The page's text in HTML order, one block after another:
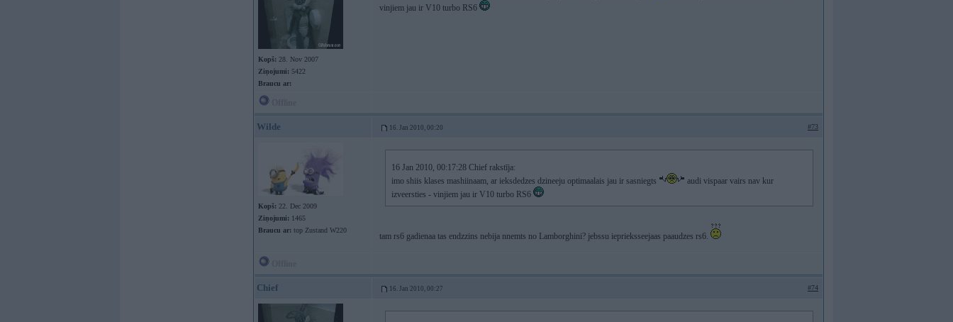
Kopš: 28. Nov 2007
Ziņojumi: 5422
Braucu ar:
vinjiem jau ir V10 turbo RS6
Wilde 16. Jan 2010, 00:20 #73
Kopš: 22. Dec 2009
Ziņojumi: 1465
Braucu ar: top Zustand W220
16 Jan 2010, 00:17:28 Chief rakstīja:
imo shiis klases mashiinaam, ar ieksdedzes dzineeju optimaalais jau ir sasniegts
audi vispaar vairs nav kur
izveersties - vinjiem jau ir V10 turbo RS6
tam rs6 gadienaa tas endzzins nebija nnemts no Lamborghini? jebssu ieprieksseejaas paaudzes rs6.
Chief 16. Jan 2010, 00:27 #74